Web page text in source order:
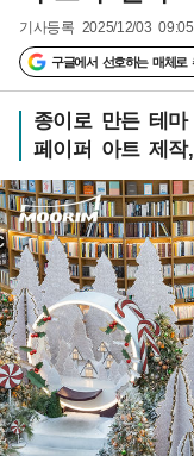
기사등록 2025/12/03
구글에서 선호하는 매체로
종이로 만든 테
페이퍼 아트 제